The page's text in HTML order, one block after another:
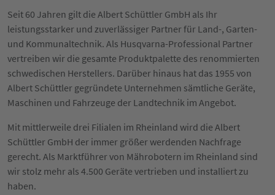
Seit 60 Jahren gilt die Albert Schüttler GmbH als Ihr
leistungsstarker und zuverlässiger Partner für Land-, Garten-
und Kommunaltechnik. Als Husqvarna-Professional Partner
vertreiben wir die gesamte Produktpalette des renommierten
schwedischen Herstellers. Darüber hinaus hat das 1955 von
Albert Schüttler gegründete Unternehmen sämtliche Geräte,
Maschinen und Fahrzeuge der Landtechnik im Angebot.
Mit mittlerweile drei Filialen im Rheinland wird die Albert
Schüttler GmbH der immer größer werdenden Nachfrage
gerecht. Als Marktführer von Mährobotern im Rheinland sind
wir stolz mehr als 4.500 Geräte vertrieben und installiert zu
haben.